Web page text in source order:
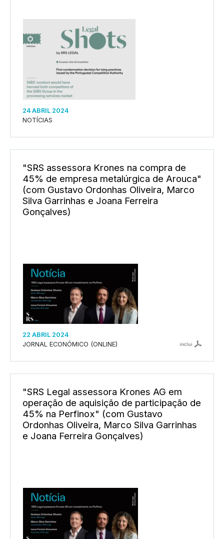
24 ABRIL 2024
NOTÍCIAS
"SRS assessora Krones na compra de
45% de empresa metalúrgica de Arouca"
(com Gustavo Ordonhas Oliveira, Marco
Silva Garrinhas e Joana Ferreira
Gonçalves)
22 ABRIL 2024
JORNAL ECONÓMICO (ONLINE)
inclui
"SRS Legal assessora Krones AG em
operação de aquisição de participação de
45% na Perfinox" (com Gustavo
Ordonhas Oliveira, Marco Silva Garrinhas
e Joana Ferreira Gonçalves)